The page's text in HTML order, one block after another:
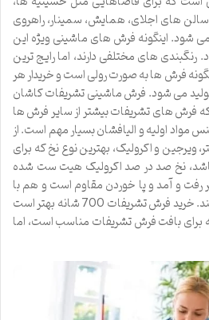
سالن های اجلای، همایش، سمینار، راهروی
شود. اینگونه فرش های ماشینی ویژه این
های مختلفی دارند، اما رایج ترین
فرش ها به صورت رولی است و خریدار هر
تولید می شود. فرش ماشینی تشریفات کاشان
که فرش های تشریفات بیشتر از سایر فرش ها
اولیه و الیافشان بسیار مهم است. از
و اکرولیک، بهترین نوع نخ که برای
نخ صد در صد اکرولیک هیت ست شده
و آمد و پا خوردن مقاوم است و هم با
شستشوی مداوم آسیب نمی بیند. خرید فرش تشریفات 700 شانه بهتر است
شانه برای بافت فرش تشریفات مناسب است، اما